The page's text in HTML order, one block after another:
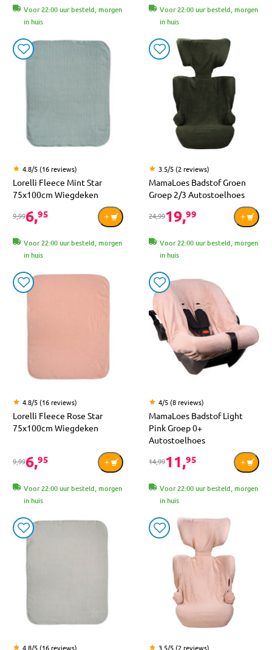
Voor 22:00 uur besteld, morgen
in huis
Voor 22:00 uur besteld, morgen
in huis
4.8/5 (16 reviews)
Lorelli Fleece Mint Star
75x100cm Wiegdeken
9,996,95
Voor 22:00 uur besteld, morgen
in huis
3.5/5 (2 reviews)
MamaLoes Badstof Groen
Groep 2/3 Autostoelhoes
24,9919,99
Voor 22:00 uur besteld, morgen
in huis
4.8/5 (16 reviews)
Lorelli Fleece Rose Star
75x100cm Wiegdeken
9,996,95
Voor 22:00 uur besteld, morgen
in huis
4/5 (8 reviews)
MamaLoes Badstof Light
Pink Groep 0+
Autostoelhoes
14,9911,95
Voor 22:00 uur besteld, morgen
in huis
4.8/5 (16 reviews) 3.5/5 (2 reviews)